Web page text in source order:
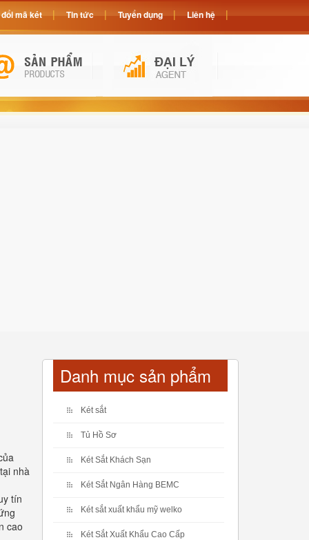
nhà
tín
cao
Danh mục sản phẩm
Két sắt
Tủ Hồ Sơ
Két Sắt Khách Sạn
Két Sắt Ngân Hàng BEMC
Két sắt xuất khẩu mỹ welko
Két Sắt Xuất Khẩu Cao Cấp
mã két Tin tức Tuyển dụng Liên hệ